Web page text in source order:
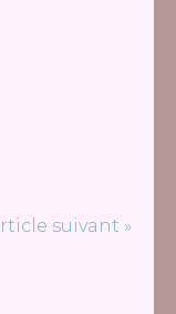
suivant »